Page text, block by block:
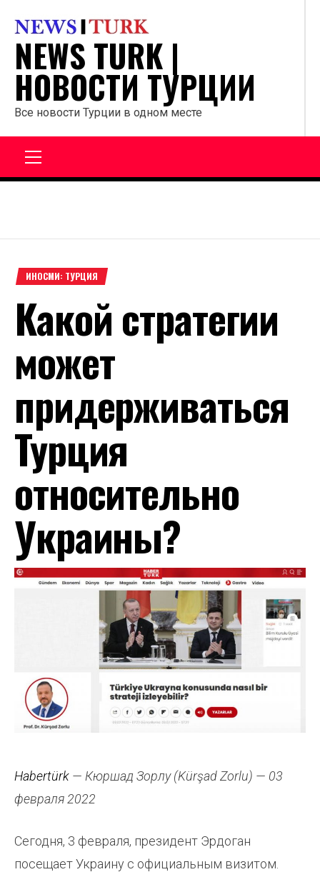
содержанию
NEWS TURK |
НОВОСТИ ТУРЦИИ
Все новости Турции в одном месте
ИНОСМИ: ТУРЦИЯ
Какой стратегии
может
придерживаться
Турция
относительно
Украины?
Habertürk — Кюршад Зорлу (Kürşad Zorlu) — 03
февраля 2022
Сегодня, 3 февраля, президент Эрдоган
посещает Украину с официальным визитом.